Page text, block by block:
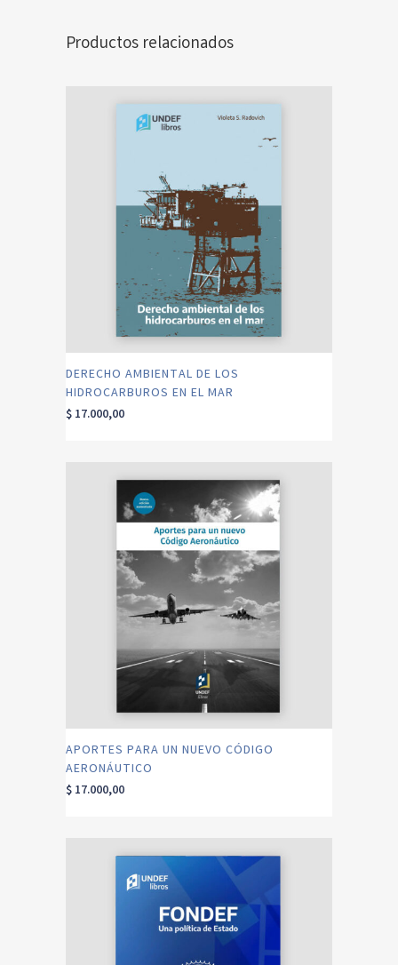
Productos relacionados
DERECHO AMBIENTAL DE LOS
HIDROCARBUROS EN EL MAR
$ 17.000,00
APORTES PARA UN NUEVO CÓDIGO
AERONÁUTICO
$ 17.000,00